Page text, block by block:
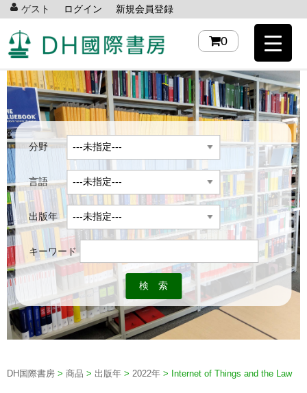
ゲスト ログイン 新規会員登録
0
分野
言語
出版年
キーワード
DH国際書房 > 商品 > 出版年 > 2022年 > Internet of Things and the Law